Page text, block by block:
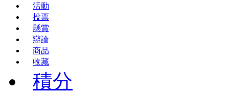
活動
投票
懸賞
辯論
商品
收藏
積分